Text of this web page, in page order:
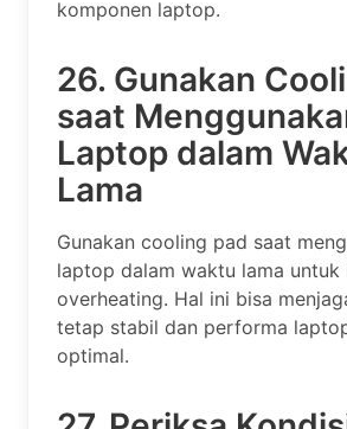
komponen laptop.
26. Gunakan
saat
Laptop dalam
Lama
Gunakan cooling pad saat
laptop dalam waktu lama untuk
overheating. Hal ini bisa
tetap stabil dan performa
optimal.